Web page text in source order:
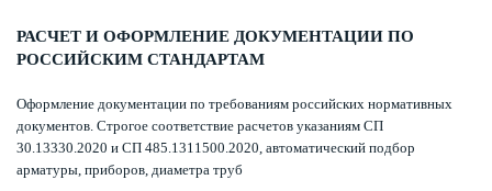
РАСЧЕТ И ОФОРМЛЕНИЕ ДОКУМЕНТАЦИИ ПО
РОССИЙСКИМ СТАНДАРТАМ
Оформление документации по требованиям российских нормативных
документов. Строгое соответствие расчетов указаниям СП
30.13330.2020 и СП 485.1311500.2020, автоматический подбор
арматуры, приборов, диаметра труб